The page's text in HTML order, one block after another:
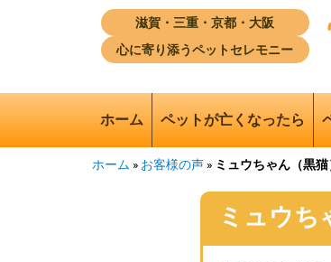
滋賀・三重・京都・大阪
心に寄り添うペットセレモニー
ホーム ペットが亡くなったら
ホーム » お客様の声 » ミュウちゃん（黒猫
ミュウち